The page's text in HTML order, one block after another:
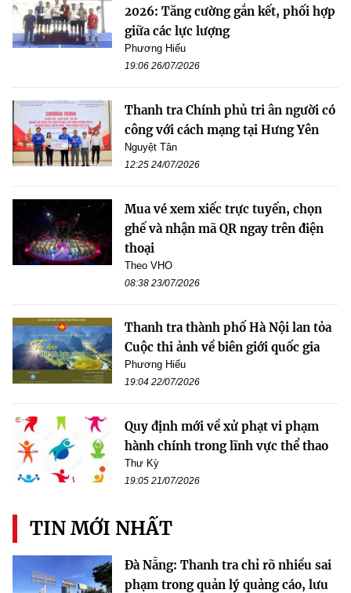
2026: Tăng cường gắn kết, phối hợp
giữa các lực lượng
Phương Hiếu
19:06 26/07/2026
Thanh tra Chính phủ tri ân người có
công với cách mạng tại Hưng Yên
Nguyệt Tân
12:25 24/07/2026
Mua vé xem xiếc trực tuyến, chọn
ghế và nhận mã QR ngay trên điện
thoại
Theo VHO
08:38 23/07/2026
Thanh tra thành phố Hà Nội lan tỏa
Cuộc thi ảnh về biên giới quốc gia
Phương Hiếu
19:04 22/07/2026
Quy định mới về xử phạt vi phạm
hành chính trong lĩnh vực thể thao
Thư Kỳ
19:05 21/07/2026
TIN MỚI NHẤT
Đà Nẵng: Thanh tra chỉ rõ nhiều sai
phạm trong quản lý quảng cáo, lưu